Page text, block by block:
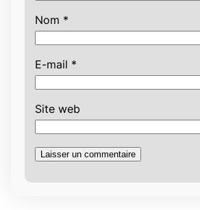
Nom *
E-mail *
Site web